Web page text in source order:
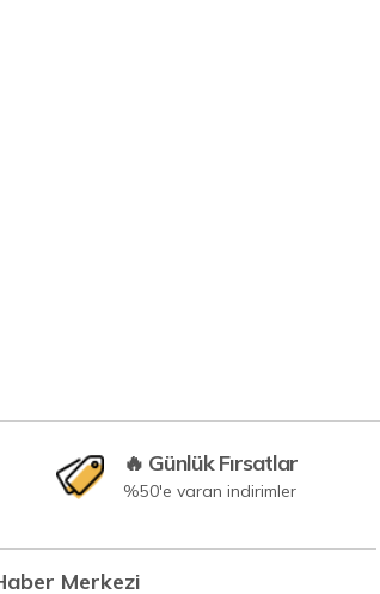
🔥 Günlük Fırsatlar
%50'e varan indirimler
Merkezi